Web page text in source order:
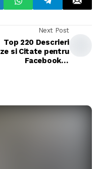
Next Post
Top 220 Descrieri
si Citate pentru
Facebook si